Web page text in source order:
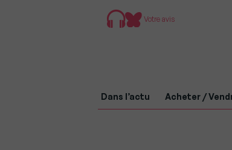
Votre avis
Dans l’actu Acheter /